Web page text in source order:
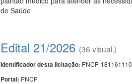
de Saúde
Edital 21/2026 (36 visual.)
Identificador desta licitação: PNCP-
Portal: PNCP